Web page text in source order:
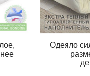
Одеяло